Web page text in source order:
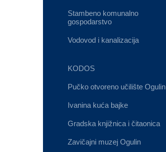
Stambeno komunalno
gospodarstvo
Vodovod i kanalizacija
KODOS
Pučko otvoreno učilište Ogulin
Ivanina kuća bajke
Gradska knjižnica i čitaonica
Zavičajni muzej Ogulin